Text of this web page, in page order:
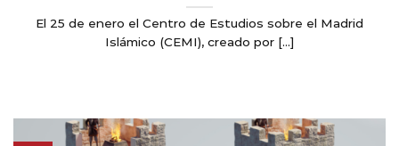
El 25 de enero el Centro de Estudios sobre el Madrid
Islámico (CEMI), creado por [...]